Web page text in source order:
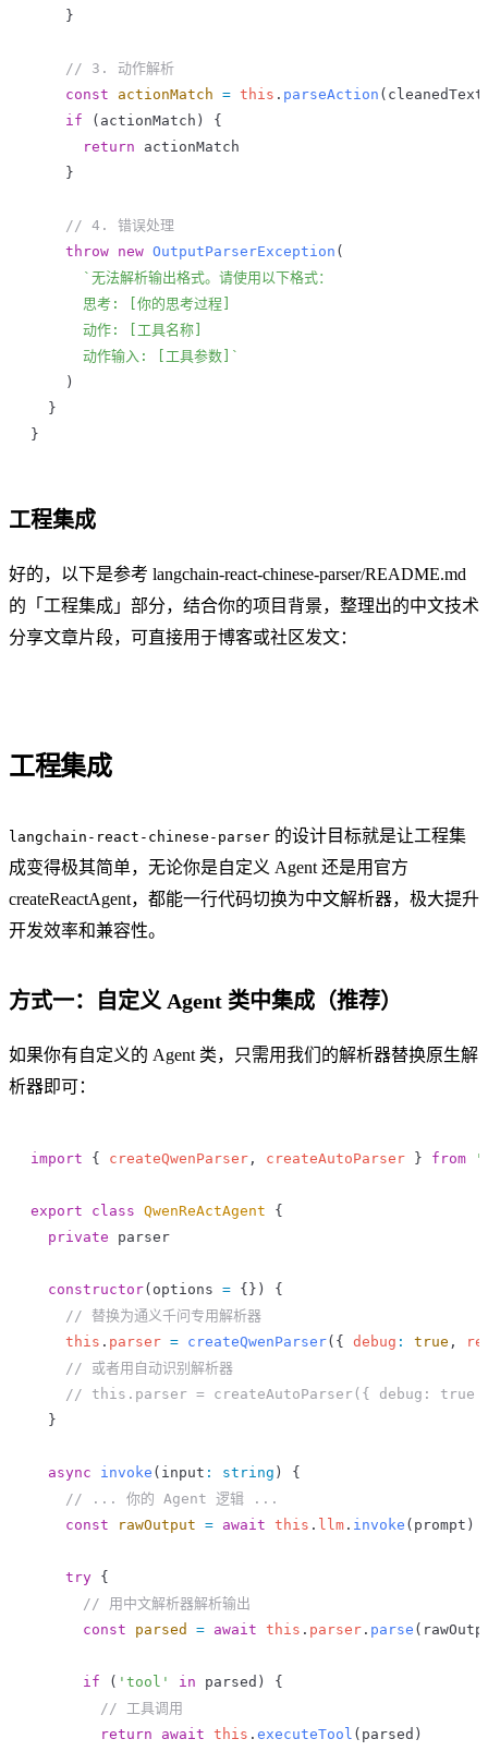
    }
    // 3. 动作解析
    const
actionMatch = this . parseAction ( cleanedText
    if
( actionMatch ) {
      return
actionMatch
    }
    // 4. 错误处理
    throw
new OutputParserException (
      `无法解析输出格式。请使用以下格式：
      思考: [你的思考过程]
      动作: [工具名称]
      动作输入: [工具参数]`
    )
  }
}
工程集成
好的，以下是参考 langchain-react-chinese-parser/README.md
的「工程集成」部分，结合你的项目背景，整理出的中文技术
分享文章片段，可直接用于博客或社区发文：
工程集成
langchain-react-chinese-parser 的设计目标就是让工程集
成变得极其简单，无论你是自定义 Agent 还是用官方
createReactAgent，都能一行代码切换为中文解析器，极大提升
开发效率和兼容性。
方式一：自定义 Agent 类中集成（推荐）
如果你有自定义的 Agent 类，只需用我们的解析器替换原生解
析器即可：
import { createQwenParser , createAutoParser } from
export class QwenReActAgent {
  private
parser
  constructor
( options = {}) {
    // 替换为通义千问专用解析器
    this
. parser = createQwenParser({ debug : true ,
    // 或者用自动识别解析器
// this.parser = createAutoParser({ debug: true
  }
  async
invoke ( input : string ) {
    // ... 你的 Agent 逻辑 ...
    const
rawOutput = await this . llm . invoke ( prompt )
    try
{
      // 用中文解析器解析输出
      const
parsed = await this . parser . parse (
      if
( 'tool' in parsed ) {
        // 工具调用
        return
await this . executeTool ( parsed )